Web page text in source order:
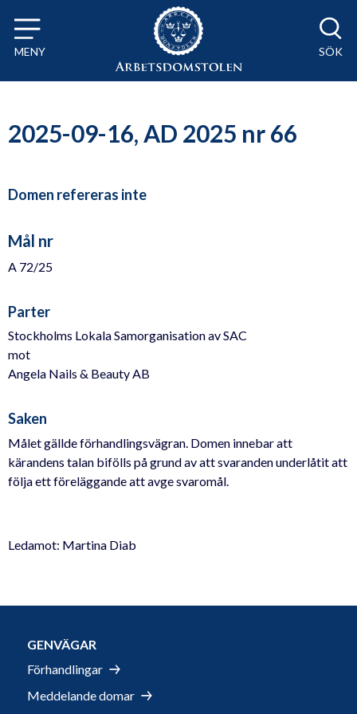
Till innehåll på sidan x
MENY SÖK
2025-09-16, AD 2025 nr 66
Domen refereras inte
Mål nr
A 72/25
Parter
Stockholms Lokala Samorganisation av SAC
mot
Angela Nails & Beauty AB
Saken
Målet gällde förhandlingsvägran. Domen innebar att
kärandens talan bifölls på grund av att svaranden underlåtit att
följa ett föreläggande att avge svaromål.
Ledamot: Martina Diab
GENVÄGAR
Förhandlingar
Meddelande domar